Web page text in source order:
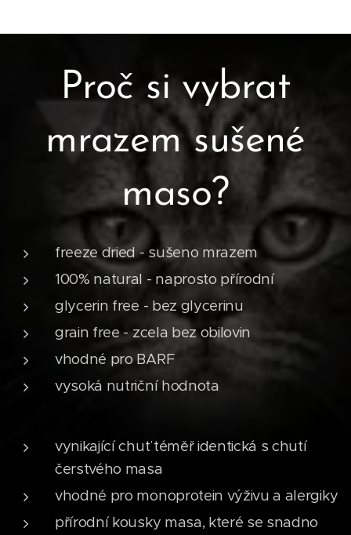
Proč si vybrat
mrazem sušené
maso?
freeze dried - sušeno mrazem
100% natural - naprosto přírodní
glycerin free - bez glycerinu
grain free - zcela bez obilovin
vhodné pro BARF
vysoká nutriční hodnota
vynikající chuť téměř identická s chutí
čerstvého masa
vhodné pro monoprotein výživu a alergiky
přírodní kousky masa, které se snadno